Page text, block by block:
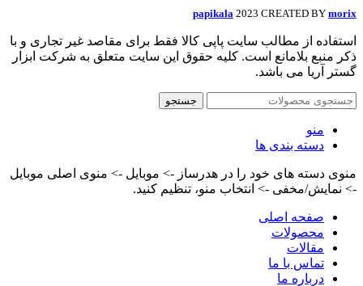
papikala 2023 CREATED BY morix
استفاده از مطالب سایت پاپی کالا فقط برای مقاصد غیر تجاری و با
ذکر منبع بلامانع است. کلیه حقوق این سایت متعلق به شرکت ابزار
گستر آریا می باشد.
جستجو
منو
دسته بندی ها
منوی دسته های خود را در هدرساز -> موبایل -> منوی اصلی موبایل
-> نمایش/مخفی -> انتخاب منو، تنظیم کنید.
صفحه اصلی
محصولات
مقالات
تماس با ما
درباره ما